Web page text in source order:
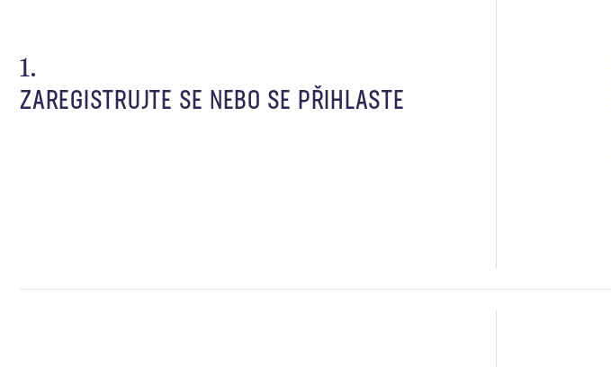
ZAREGISTRUJTE SE NEBO SE PŘIHLASTE